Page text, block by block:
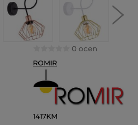
0 ocen
ROMIR
1417KM